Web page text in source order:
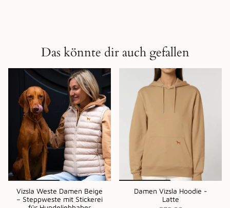
Das könnte dir auch gefallen
Vizsla Weste Damen Beige
– Steppweste mit Stickerei
Damen Vizsla Hoodie -
Latte